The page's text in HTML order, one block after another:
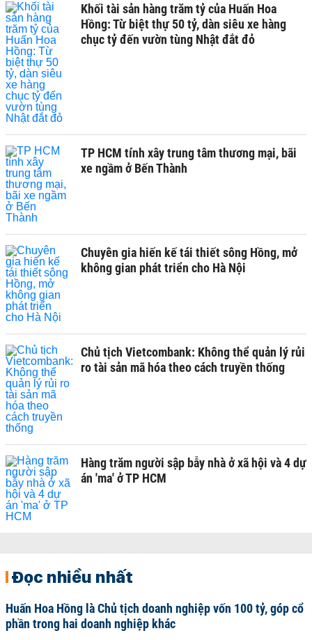
Khối tài sản hàng trăm tỷ của Huấn Hoa
Hồng: Từ biệt thự 50 tỷ, dàn siêu xe hàng
chục tỷ đến vườn tùng Nhật đắt đỏ
TP HCM tính xây trung tâm thương mại, bãi
xe ngầm ở Bến Thành
Chuyên gia hiến kế tái thiết sông Hồng, mở
không gian phát triển cho Hà Nội
Chủ tịch Vietcombank: Không thể quản lý rủi
ro tài sản mã hóa theo cách truyền thống
Hàng trăm người sập bẫy nhà ở xã hội và 4 dự
án 'ma' ở TP HCM
Đọc nhiều nhất
Huấn Hoa Hồng là Chủ tịch doanh nghiệp vốn 100 tỷ, góp cổ
phần trong hai doanh nghiệp khác